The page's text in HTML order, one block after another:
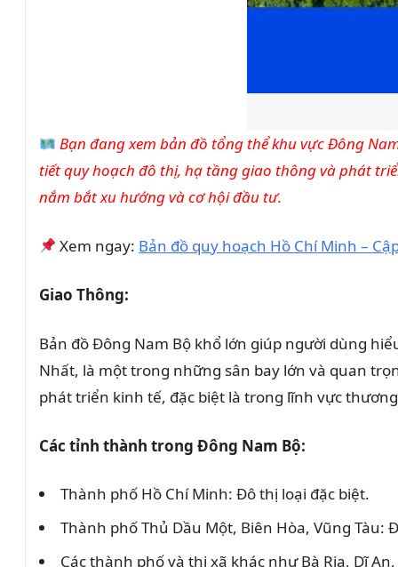
Bạn đang xem bản đồ tổng thể khu vực Đông
tiết quy hoạch đô thị, hạ tầng giao thông và phát
nắm bắt xu hướng và cơ hội đầu tư.
Xem ngay: Bản đồ quy hoạch Hồ Chí Minh –
Giao Thông:
Bản đồ Đông Nam Bộ khổ lớn giúp người dùng
Nhất, là một trong những sân bay lớn và quan
phát triển kinh tế, đặc biệt là trong lĩnh vực
Các tỉnh thành trong Đông Nam Bộ:
Thành phố Hồ Chí Minh: Đô thị loại đặc biệt.
Thành phố Thủ Dầu Một, Biên Hòa, Vũng Tàu:
Các thành phố và thị xã khác như Bà Rịa, Dĩ